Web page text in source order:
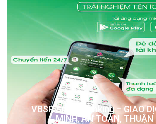
VBSP Smart Banking – GIAO
MINH, AN TOÀN, THUẬN